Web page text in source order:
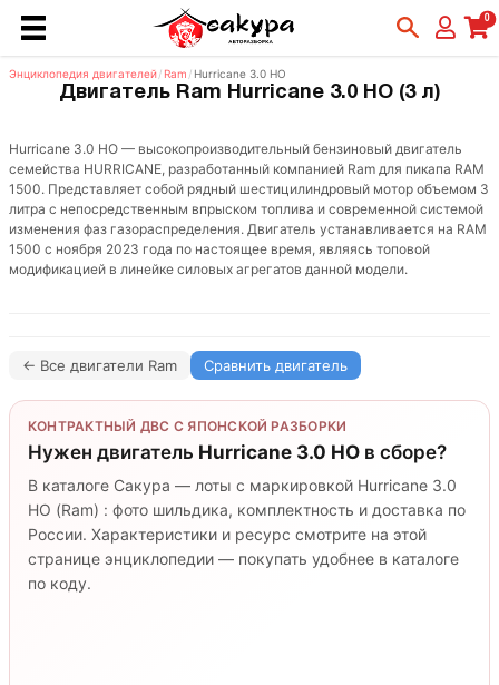
0
Энциклопедия двигателей/ Ram / Hurricane 3.0 HO
Двигатель Ram Hurricane 3.0 HO (3 л)
Hurricane 3.0 HO — высокопроизводительный бензиновый двигатель
семейства HURRICANE, разработанный компанией Ram для пикапа RAM
1500. Представляет собой рядный шестицилиндровый мотор объемом 3
литра с непосредственным впрыском топлива и современной системой
изменения фаз газораспределения. Двигатель устанавливается на RAM
1500 с ноября 2023 года по настоящее время, являясь топовой
модификацией в линейке силовых агрегатов данной модели.
← Все двигатели Ram Сравнить двигатель
КОНТРАКТНЫЙ ДВС С ЯПОНСКОЙ РАЗБОРКИ
Нужен двигатель Hurricane 3.0 HO в сборе?
В каталоге Сакура — лоты с маркировкой Hurricane 3.0
HO (Ram) : фото шильдика, комплектность и доставка по
России. Характеристики и ресурс смотрите на этой
странице энциклопедии — покупать удобнее в каталоге
по коду.